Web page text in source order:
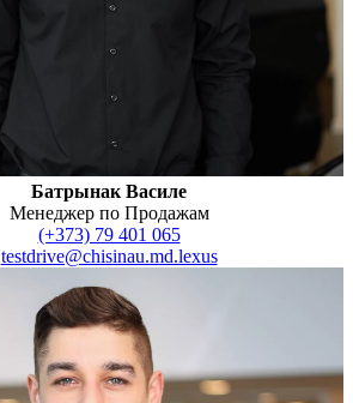
Батрынак Василе
Менеджер по Продажам
(+373) 79 401 065
testdrive@chisinau.md.lexus